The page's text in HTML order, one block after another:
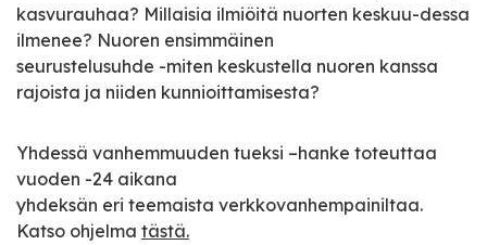
kasvurauhaa? Millaisia ilmiöitä nuorten keskuu-dessa
ilmenee? Nuoren ensimmäinen
seurustelusuhde -miten keskustella nuoren kanssa
rajoista ja niiden kunnioittamisesta?
Yhdessä vanhemmuuden tueksi –hanke toteuttaa
vuoden -24 aikana
yhdeksän eri teemaista verkkovanhempainiltaa.
Katso ohjelma tästä.